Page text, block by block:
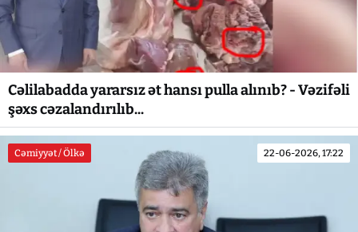
Cəlilabadda yararsız ət hansı pulla alınıb? - Vəzifəli
şəxs cəzalandırılıb...
Cəmiyyət / Ölkə 22-06-2026, 17:22